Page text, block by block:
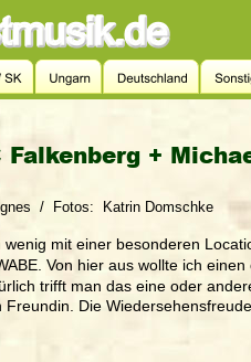
+
/  Fotos:  Katrin Domschke
mit einer besonderen
Von hier aus wollte ich
trifft man das eine oder
Die